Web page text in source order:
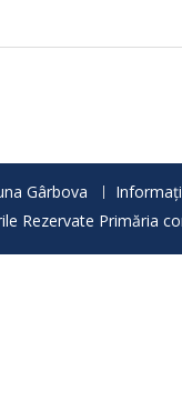
Gârbova
Rezervate Primăria